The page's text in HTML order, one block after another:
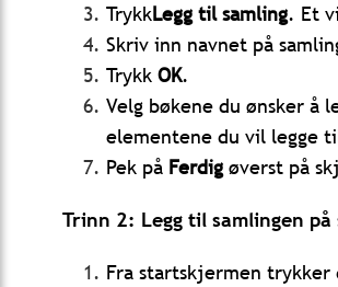
TrykkLegg til samling. Et
Skriv inn navnet på
Trykk OK.
Velg bøkene du ønsker å
elementene du vil legge
Pek på Ferdig øverst på
Trinn 2: Legg til samlingen
Fra startskjermen trykker